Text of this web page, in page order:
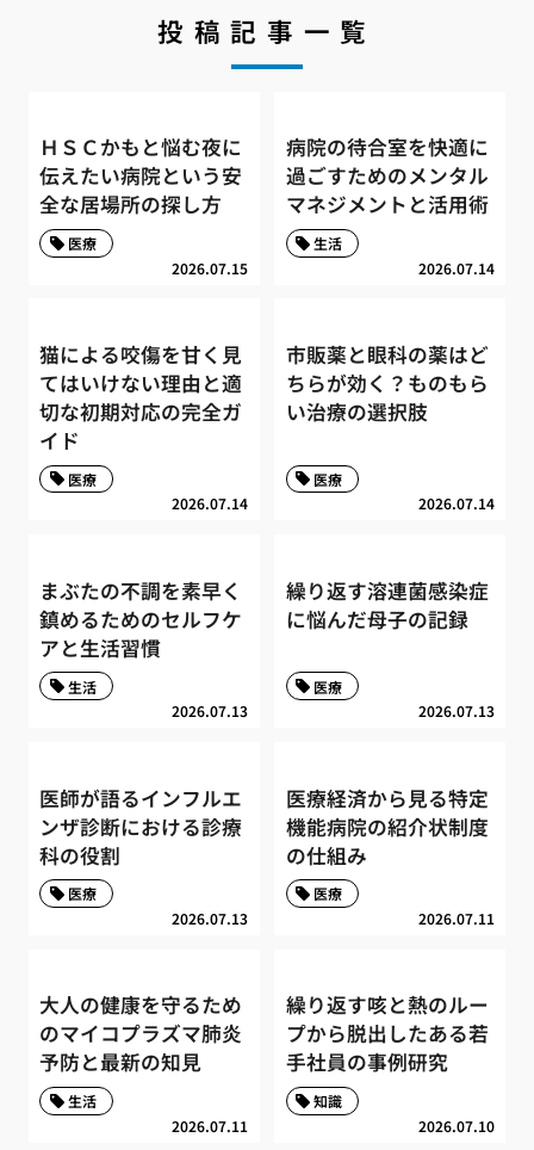
投稿記事一覧
ＨＳＣかもと悩む夜に
伝えたい病院という安
全な居場所の探し方
2026.07.15
医療
病院の待合室を快適に
過ごすためのメンタル
マネジメントと活用術
2026.07.14
生活
猫による咬傷を甘く見
てはいけない理由と適
切な初期対応の完全ガ
イド
2026.07.14
医療
市販薬と眼科の薬はど
ちらが効く？ものもら
い治療の選択肢
2026.07.14
医療
まぶたの不調を素早く
鎮めるためのセルフケ
アと生活習慣
2026.07.13
生活
繰り返す溶連菌感染症
に悩んだ母子の記録
2026.07.13
医療
医師が語るインフルエ
ンザ診断における診療
科の役割
2026.07.13
医療
医療経済から見る特定
機能病院の紹介状制度
の仕組み
2026.07.11
医療
大人の健康を守るため
のマイコプラズマ肺炎
予防と最新の知見
2026.07.11
生活
繰り返す咳と熱のルー
プから脱出したある若
手社員の事例研究
2026.07.10
知識